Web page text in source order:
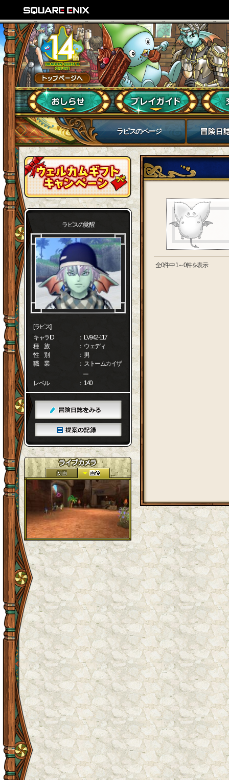
ラピスのページ
ラピスの覚醒
[ラピス]
キャラID
： LV942-117
種 族
： ウェディ
性 別
： 男
職 業
： ストームカイザ
ー
レベル
： 140
全0件中 1～0件を表示